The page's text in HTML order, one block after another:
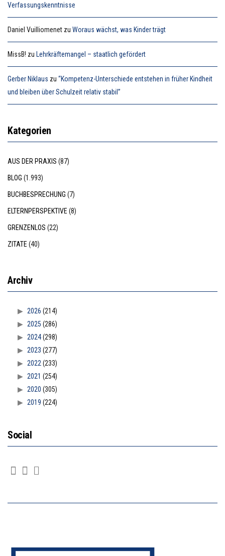
Verfassungskenntnisse
Daniel Vuilliomenet zu Woraus wächst, was Kinder trägt
MissB! zu Lehrkräftemangel – staatlich gefördert
Gerber Niklaus zu “Kompetenz-Unterschiede entstehen in früher Kindheit
und bleiben über Schulzeit relativ stabil”
Kategorien
AUS DER PRAXIS (87)
BLOG (1.993)
BUCHBESPRECHUNG (7)
ELTERNPERSPEKTIVE (8)
GRENZENLOS (22)
ZITATE (40)
Archiv
2026 (214)
2025 (286)
2024(298)
2023 (277)
2022 (233)
2021 (254)
2020 (305)
2019 (224)
Social